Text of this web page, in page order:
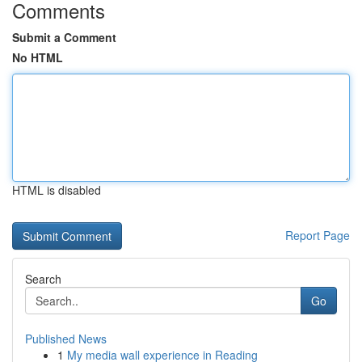
Comments
Submit a Comment
No HTML
HTML is disabled
Report Page
Search
Go
Published News
1 My media wall experience in Reading